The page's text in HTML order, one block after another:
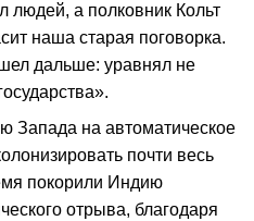
людей, а полковник Кольт
наша старая поговорка.
дальше: уравнял не
Запада на автоматическое
почти весь
покорили Индию
отрыва, благодаря